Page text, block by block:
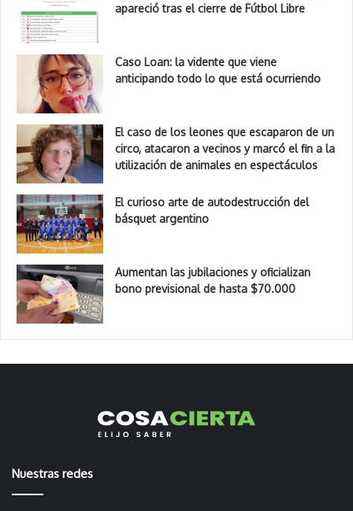
apareció tras el cierre de Fútbol Libre
Caso Loan: la vidente que viene
anticipando todo lo que está ocurriendo
El caso de los leones que escaparon de un
circo, atacaron a vecinos y marcó el fin a la
utilización de animales en espectáculos
El curioso arte de autodestrucción del
básquet argentino
Aumentan las jubilaciones y oficializan
bono previsional de hasta $70.000
Nuestras redes